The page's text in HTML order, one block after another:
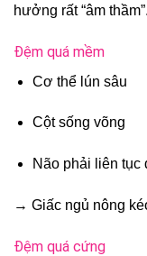
hưởng rất “âm thầm”.
Đệm quá mềm
Cơ thể lún sâu
Cột sống võng
Não phải liên tục
→ Giấc ngủ nông
Đệm quá cứng